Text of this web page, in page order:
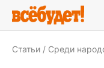
Статьи Среди